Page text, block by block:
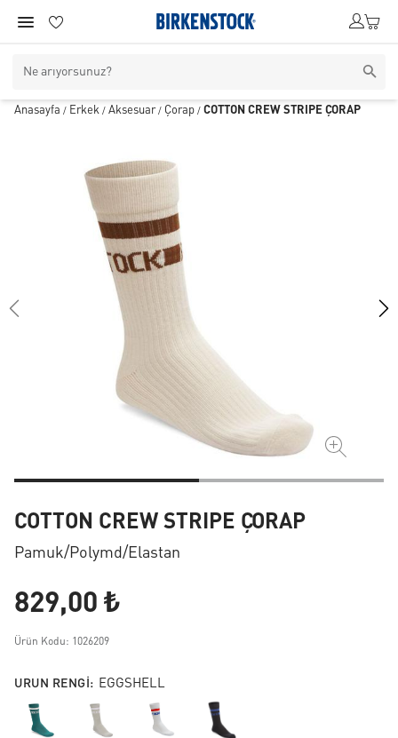
Anasayfa / Erkek / Aksesuar / Çorap / COTTON CREW STRIPE ÇORAP
COTTON CREW STRIPE ÇORAP
Pamuk/polymd/elastan
829,00 ₺
Ürün Kodu: 1026209
URUN RENGI: EGGSHELL